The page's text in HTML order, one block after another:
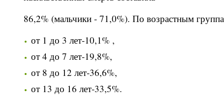
86,2% (мальчики - 71,0%). По возрастным
от 1 до 3 лет-10,1% ,
от 4 до 7 лет-19,8%,
от 8 до 12 лет-36,6%,
от 13 до 16 лет-33,5%.